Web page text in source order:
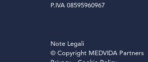
P.IVA 08595960967
Note Legali
© Copyright MEDVIDA Partners